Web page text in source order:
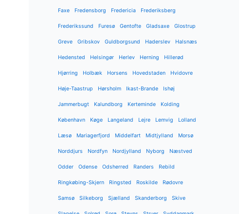
Faxe Fredensborg Fredericia Frederiksberg
Frederikssund Furesø Gentofte Gladsaxe Glostrup
Greve Gribskov Guldborgsund Haderslev Halsnæs
Hedensted Helsingør Herlev Herning Hillerød
Hjørring Holbæk Horsens Hovedstaden Hvidovre
Høje-Taastrup Hørsholm Ikast-Brande Ishøj
Jammerbugt Kalundborg Kerteminde Kolding
København Køge Langeland Lejre Lemvig Lolland
Læsø Mariagerfjord Middelfart Midtjylland Morsø
Norddjurs Nordfyn Nordjylland Nyborg Næstved
Odder Odense Odsherred Randers Rebild
Ringkøbing-Skjern Ringsted Roskilde Rødovre
Samsø Silkeborg Sjælland Skanderborg Skive